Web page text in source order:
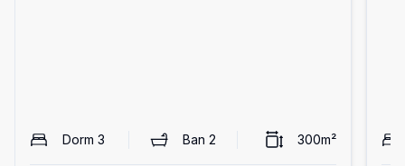
Dorm 3 Ban2 300m²